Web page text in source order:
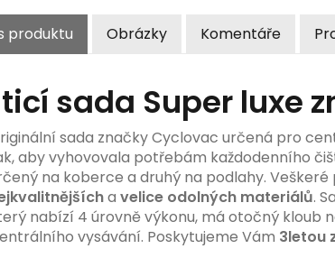
produktu Obrázky Komentáře
sada Super luxe
sada značky Cyclovac určená pro
aby vyhovovala potřebám každodenního
na koberce a druhý na podlahy.
a velice odolných materiálů.
nabízí 4 úrovně výkonu, má otočný kloub
vysávání. Poskytujeme Vám 3letou